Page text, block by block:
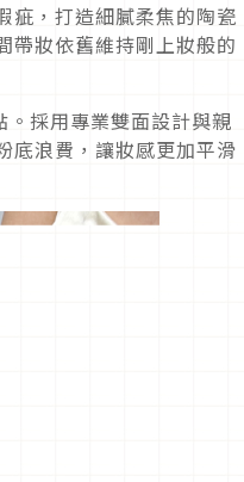
疵，打造細膩柔焦的陶瓷
帶妝依舊維持剛上妝般的
採用專業雙面設計與親
底浪費，讓妝感更加平滑